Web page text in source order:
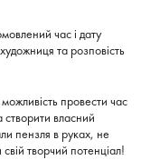
час і дату
та розповість
провести час
створити власний
пензля в руках, не
творчий потенціал!